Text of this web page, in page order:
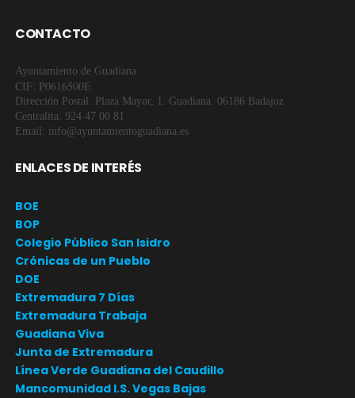
CONTACTO
Ayuntamiento de Guadiana
CIF: P0616500E
Dirección Postal: Plaza Mayor, 1. Guadiana. 06186 Badajoz
Centralita: 924 47 00 81
Email: info@ayuntamientoguadiana.es
ENLACES DE INTERÉS
BOE
BOP
Colegio Público San Isidro
Crónicas de un Pueblo
DOE
Extremadura 7 Días
Extremadura Trabaja
Guadiana Viva
Junta de Extremadura
Línea Verde Guadiana del Caudillo
Mancomunidad I.S. Vegas Bajas